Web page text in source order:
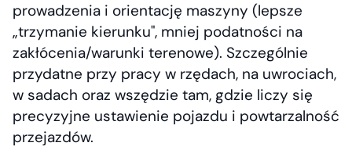
prowadzenia i orientację maszyny (lepsze
„trzymanie kierunku", mniej podatności na
zakłócenia/warunki terenowe). Szczególnie
przydatne przy pracy w rzędach, na uwrociach,
w sadach oraz wszędzie tam, gdzie liczy się
precyzyjne ustawienie pojazdu i powtarzalność
przejazdów.